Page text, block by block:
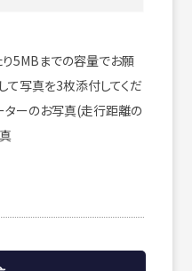
5MBまでの容量でお願
て写真を3枚添付してくだ
ターのお写真(走行距離の